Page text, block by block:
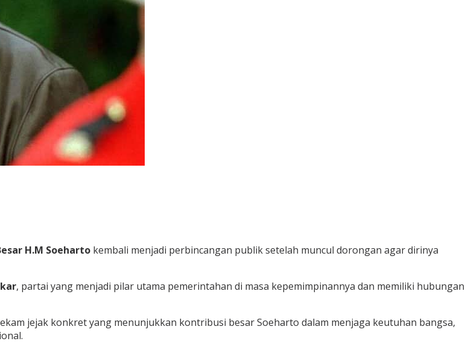
H.M Soeharto kembali menjadi perbincangan publik setelah muncul dorongan agar dirinya
, partai yang menjadi pilar utama pemerintahan di masa kepemimpinannya dan memiliki hubungan
jejak konkret yang menunjukkan kontribusi besar Soeharto dalam menjaga keutuhan bangsa,